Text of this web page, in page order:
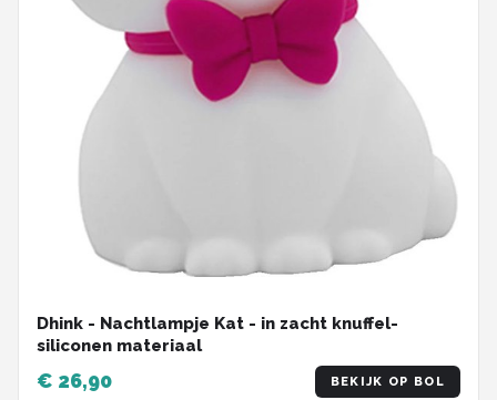
Dhink - Nachtlampje Kat - in zacht knuffel-
siliconen materiaal
€ 26,90 BEKIJK OP BOL